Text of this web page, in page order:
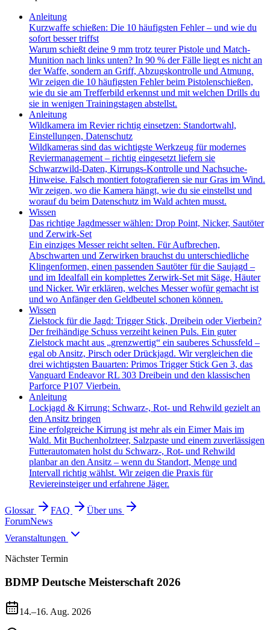
Anleitung
Kurzwaffe schießen: Die 10 häufigsten Fehler – und wie du
sofort besser triffst
Warum schießt deine 9 mm trotz teurer Pistole und Match-
Munition nach links unten? In 90 % der Fälle liegt es nicht an
der Waffe, sondern an Griff, Abzugskontrolle und Atmung.
Wir zeigen die 10 häufigsten Fehler beim Pistolenschießen,
wie du sie am Trefferbild erkennst und mit welchen Drills du
sie in wenigen Trainingstagen abstellst.
Anleitung
Wildkamera im Revier richtig einsetzen: Standortwahl,
Einstellungen, Datenschutz
Wildkameras sind das wichtigste Werkzeug für modernes
Reviermanagement – richtig eingesetzt liefern sie
Schwarzwild-Daten, Kirrungs-Kontrolle und Nachsuche-
Hinweise. Falsch montiert fotografieren sie nur Gras im Wind.
Wir zeigen, wo die Kamera hängt, wie du sie einstellst und
worauf du beim Datenschutz im Wald achten musst.
Wissen
Das richtige Jagdmesser wählen: Drop Point, Nicker, Sautöter
und Zerwirk-Set
Ein einziges Messer reicht selten. Für Aufbrechen,
Abschwarten und Zerwirken brauchst du unterschiedliche
Klingenformen, einen passenden Sautöter für die Saujagd –
und im Idealfall ein komplettes Zerwirk-Set mit Säge, Häuter
und Nicker. Wir erklären, welches Messer wofür gemacht ist
und wo Anfänger den Geldbeutel schonen können.
Wissen
Zielstock für die Jagd: Trigger Stick, Dreibein oder Vierbein?
Der freihändige Schuss verzeiht keinen Puls. Ein guter
Zielstock macht aus „grenzwertig“ ein sauberes Schussfeld –
egal ob Ansitz, Pirsch oder Drückjagd. Wir vergleichen die
drei wichtigsten Bauarten: Primos Trigger Stick Gen 3, das
Vanguard Endeavor RL 303 Dreibein und den klassischen
Parforce P107 Vierbein.
Anleitung
Lockjagd & Kirrung: Schwarz-, Rot- und Rehwild gezielt an
den Ansitz bringen
Eine erfolgreiche Kirrung ist mehr als ein Eimer Mais im
Wald. Mit Buchenholzteer, Salzpaste und einem zuverlässigen
Futterautomaten holst du Schwarz-, Rot- und Rehwild
planbar an den Ansitz – wenn du Standort, Menge und
Intervall richtig wählst. Wir zeigen die Praxis für
Reviereinsteiger und erfahrene Jäger.
Glossar FAQ
Über uns
ForumNews
Veranstaltungen
Nächster Termin
BDMP Deutsche Meisterschaft 2026
14.–16. Aug. 2026